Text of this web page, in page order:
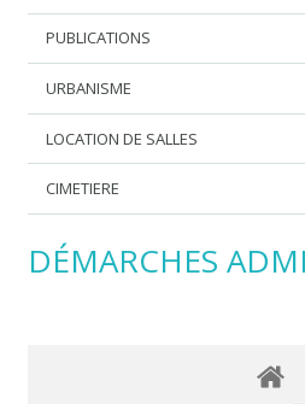
PUBLICATIONS
URBANISME
LOCATION DE SALLES
CIMETIERE
DÉMARCHES